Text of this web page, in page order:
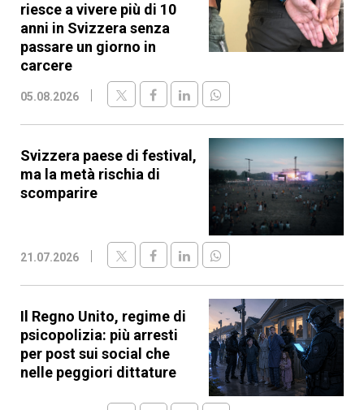
riesce a vivere più di 10
anni in Svizzera senza
passare un giorno in
carcere
05.08.2026
Svizzera paese di festival,
ma la metà rischia di
scomparire
21.07.2026
Il Regno Unito, regime di
psicopolizia: più arresti
per post sui social che
nelle peggiori dittature